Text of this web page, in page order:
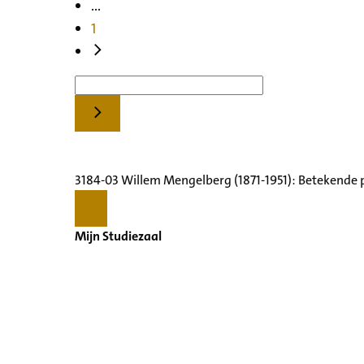
...
1
3184-03 Willem Mengelberg (1871-1951):
Mijn Studiezaal